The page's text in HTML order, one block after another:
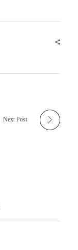
Next Post